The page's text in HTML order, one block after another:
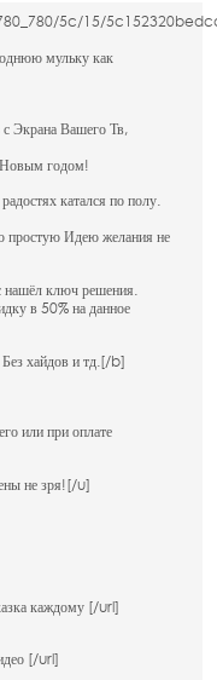
5c/15/
мульку как
с Экрана Вашего Тв,
Новым годом!
катался по полу.
простую Идею желания не
нашёл ключ решения.
в 50% на данное
хайдов и тд.[/b]
или при оплате
не зря![/u]
каждому [/url]
[/url]